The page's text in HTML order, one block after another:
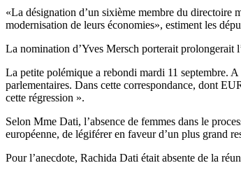
«La désignation d’un sixième membre du directoire
modernisation de leurs économies», estiment les
La nomination d’Yves Mersch porterait prolongerait
La petite polémique a rebondi mardi 11 septembre.
parlementaires. Dans cette correspondance, dont
cette régression ».
Selon Mme Dati, l’absence de femmes dans le
européenne, de légiférer en faveur d’un plus grand
Pour l’anecdote, Rachida Dati était absente de la